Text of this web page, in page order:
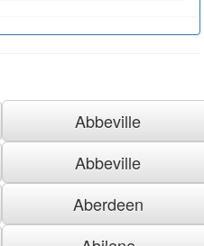
Abbeville
Abbeville
Aberdeen